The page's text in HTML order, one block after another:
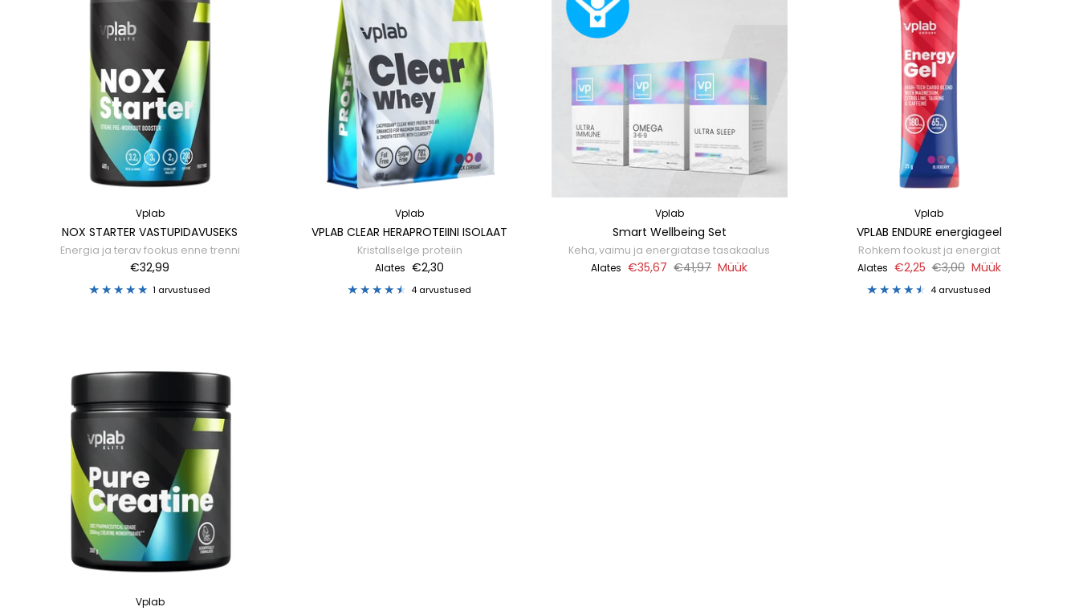
Vplab
NOX STARTER VASTUPIDAVUSEKS
Energia ja terav fookus enne trenni
€32,99
1 arvustused
Vplab
VPLAB CLEAR HERAPROTEIINI ISOLAAT
Kristallselge proteiin
Alates €2,30
4 arvustused
Vplab
Smart Wellbeing Set
Keha, vaimu ja energiatase tasakaalus
Alates €35,67 €41,97 Müük
Vplab
VPLAB ENDURE energiageel
Rohkem fookust ja energiat
Alates €2,25 €3,00 Müük
4 arvustused
Vplab